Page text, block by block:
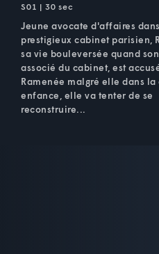
S01 | 30 sec
Jeune avocate d'affaires
prestigieux cabinet parisien,
sa vie bouleversée quand son
associé du cabinet, est
Ramenée malgré elle dans la
enfance, elle va tenter de se
reconstruire...